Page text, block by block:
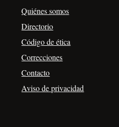
Quiénes somos
Directorio
Código de ética
Correcciones
Contacto
Aviso de privacidad